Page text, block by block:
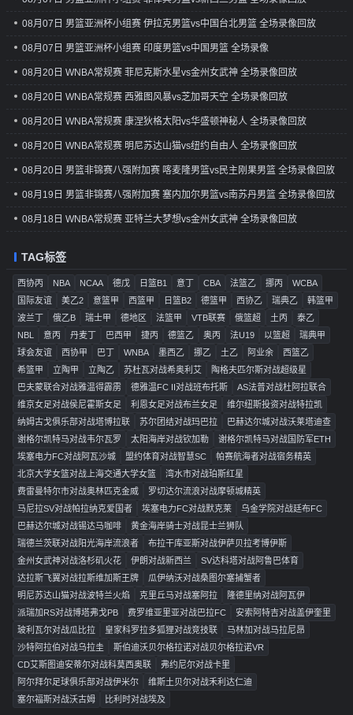
08月07日 男篮亚洲杯小组赛 伊拉克男篮vs中国台北男篮 全场录像回放
08月07日 男篮亚洲杯小组赛 印度男篮vs中国男篮 全场录像
08月20日 WNBA常规赛 菲尼克斯水星vs金州女武神 全场录像回放
08月20日 WNBA常规赛 西雅图风暴vs芝加哥天空 全场录像回放
08月20日 WNBA常规赛 康涅狄格太阳vs华盛顿神秘人 全场录像回放
08月20日 WNBA常规赛 明尼苏达山猫vs纽约自由人 全场录像回放
08月20日 男篮非锦赛八强附加赛 喀麦隆男篮vs民主刚果男篮 全场录像回放
08月19日 男篮非锦赛八强附加赛 塞内加尔男篮vs南苏丹男篮 全场录像回放
08月18日 WNBA常规赛 亚特兰大梦想vs金州女武神 全场录像回放
TAG标签
西协丙 NBA NCAA 德戊 日篮B1 意丁 CBA 法篮乙 挪丙
WCBA
国际友谊
美乙2 意篮甲 西篮甲 日篮B2 德篮甲 西协乙 瑞典乙
韩篮甲
波兰丁
俄乙B 瑞士甲 德地区 法篮甲 VTB联赛 俄篮超 土丙
泰乙
NBL
意丙 丹麦丁 巴西甲 捷丙 德篮乙 奥丙 法U19 以篮超
瑞典甲
球会友谊
西协甲 巴丁 WNBA 墨西乙 挪乙 土乙 阿业余
西篮乙
希篮甲
立陶甲 立陶乙 苏杜瓦对战希奥利艾
陶格夫匹尔斯对战超级星
巴夫蒙联合对战雅温得霹雳
德雅温FC II对战班布托斯
AS法普对战杜阿拉联合
维京女足对战侯尼霍斯女足
利恩女足对战布兰女足
维尔纽斯投资对战特拉凯
纳姆古戈俱乐部对战塔博拉联
苏尔团结对战玛巴拉
巴赫达尔城对战沃莱塔迪查
谢格尔凯特马对战韦尔瓦罗
太阳海岸对战钦加勒
谢格尔凯特马对战国防军ETH
埃塞电力FC对战阿瓦沙城
盟约体育对战智慧SC
帕赛航海者对战宿务精英
北京大学女篮对战上海交通大学女篮
湾水市对战珀斯红星
费雷曼特尔市对战奥林匹克金威
罗切达尔流浪对战摩顿城精英
马尼拉SV对战帕拉纳克爱国者
埃塞电力FC对战默克莱
乌金学院对战廷布FC
巴赫达尔城对战锡达马咖啡
黄金海岸骑士对战昆士兰狮队
瑞德兰茨联对战阳光海岸流浪者
布拉干库亚斯对战伊萨贝拉考博伊斯
金州女武神对战洛杉矶火花
伊朗对战新西兰
SV达科塔对战阿鲁巴体育
达拉斯飞翼对战拉斯维加斯王牌
瓜伊纳沃对战桑图尔塞捕蟹者
明尼苏达山猫对战波特兰火焰
克里丘马对战塞阿拉
隆德里纳对战阿瓦伊
派瑞加RS对战博塔弗戈PB
费罗维亚里亚对战巴拉FC
安索阿特吉对战盖伊奎里
玻利瓦尔对战瓜比拉
皇家科罗拉多狐狸对战竞技联
马林加对战马拉尼昂
沙特阿拉伯对战乌拉圭
斯伯迪沃贝尔格拉诺对战贝尔格拉诺VR
CD艾斯图迪安蒂尔对战科莫西奥联
弗约尼尔对战卡里
阿尔拜尔足球俱乐部对战伊米尔
维斯土贝尔对战禾利达仁迪
塞尔福斯对战沃古姆
比利时对战埃及